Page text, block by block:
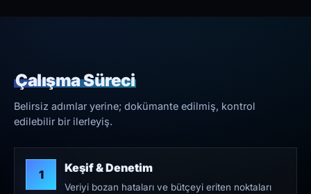
Çalışma Süreci
Belirsiz adımlar yerine; dokümante edilmiş, kontrol
edilebilir bir ilerleyiş.
1 Keşif & Denetim
Veriyi bozan hataları ve bütçeyi eriten noktaları